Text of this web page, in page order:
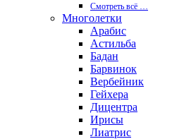
Смотреть вcё …
Многолетки
Арабис
Астильба
Бадан
Барвинок
Вербейник
Гейхера
Дицентра
Ирисы
Лиатрис